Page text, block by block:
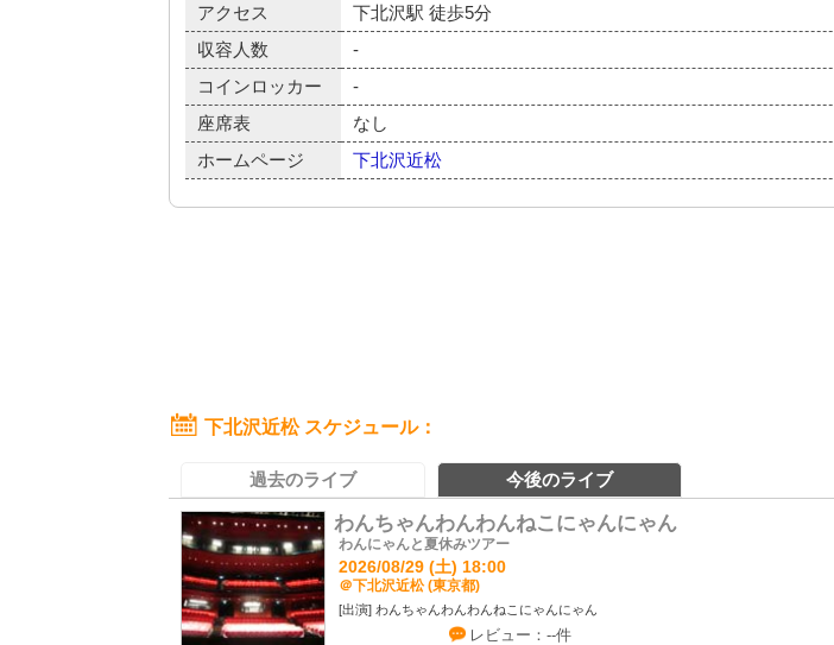
アクセス
下北沢駅 徒歩5分
収容人数
-
コインロッカー
-
座席表
なし
ホームページ
下北沢近松
下北沢近松 スケジュール
過去のライブ 今後のライブ
わんちゃんわんわんねこにゃんにゃん
わんにゃんと夏休みツアー
2026/08/29 (土) 18:00
＠下北沢近松 (東京都)
わんちゃんわんわんねこにゃんにゃん
レビュー：--件